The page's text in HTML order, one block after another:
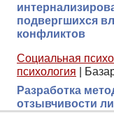
подвергшихся
конфликтов
Социальная
психология
Разработка
отзывчивости